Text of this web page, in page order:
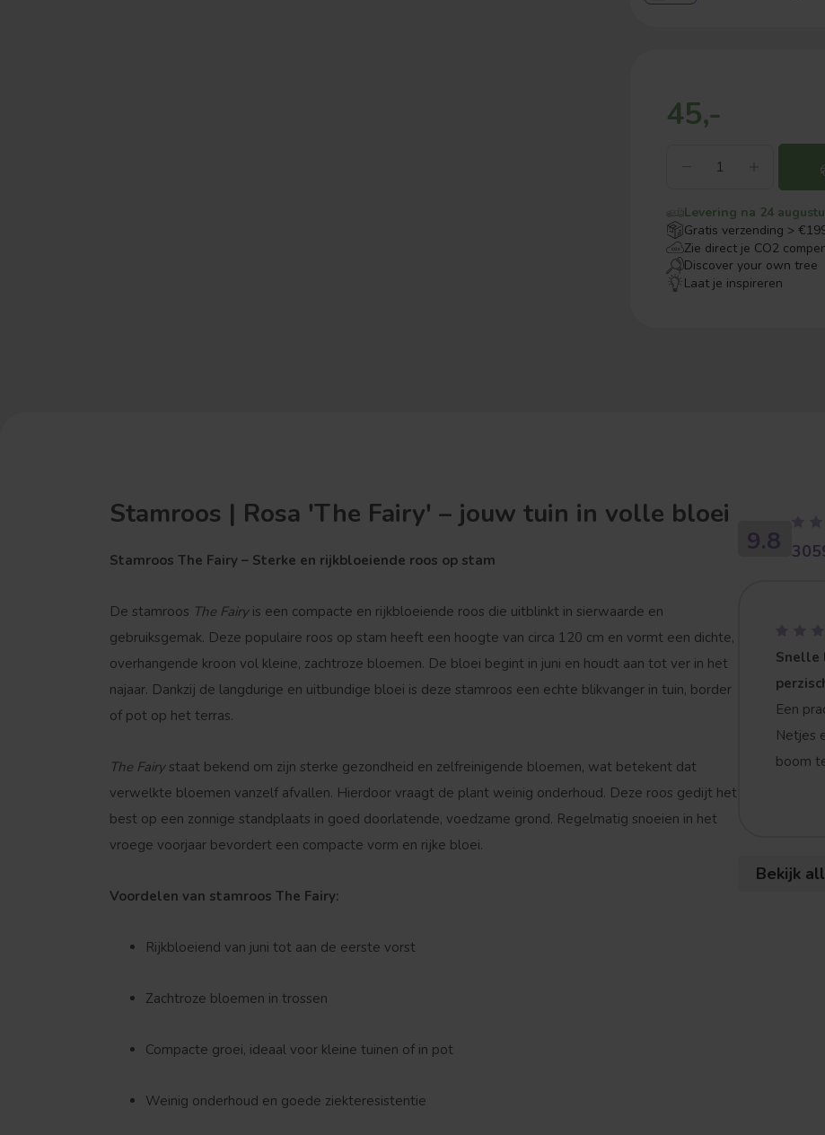
45,-
Levering na 24
Gratis verzending >
Zie direct je CO2
Discover your own tree
Laat je inspireren
Stamroos | Rosa 'The Fairy' – jouw tuin in volle bloei
Stamroos The Fairy – Sterke en rijkbloeiende roos op stam
De stamroos The Fairyis een compacte en rijkbloeiende roos die uitblinkt in sierwaarde en
gebruiksgemak. Deze populaire roos op stam heeft een hoogte van circa 120 cm en vormt een dichte,
overhangende kroon vol kleine, zachtroze bloemen. De bloei begint in juni en houdt aan tot ver in het
najaar. Dankzij de langdurige en uitbundige bloei is deze stamroos een echte blikvanger in tuin, border
of pot op het terras.
The Fairystaat bekend om zijn sterke gezondheid en zelfreinigende bloemen, wat betekent dat
verwelkte bloemen vanzelf afvallen. Hierdoor vraagt de plant weinig onderhoud. Deze roos gedijt het
best op een zonnige standplaats in goed doorlatende, voedzame grond. Regelmatig snoeien in het
vroege voorjaar bevordert een compacte vorm en rijke bloei.
Voordelen van stamroos The Fairy:
Rijkbloeiend van juni tot aan de eerste vorst
Zachtroze bloemen in trossen
Compacte groei, ideaal voor kleine tuinen of in pot
Weinig onderhoud en goede ziekteresistentie
9.8
Snelle
Een
Netjes
boom
Bekijk
Welke boom ben jij naar op zoek?